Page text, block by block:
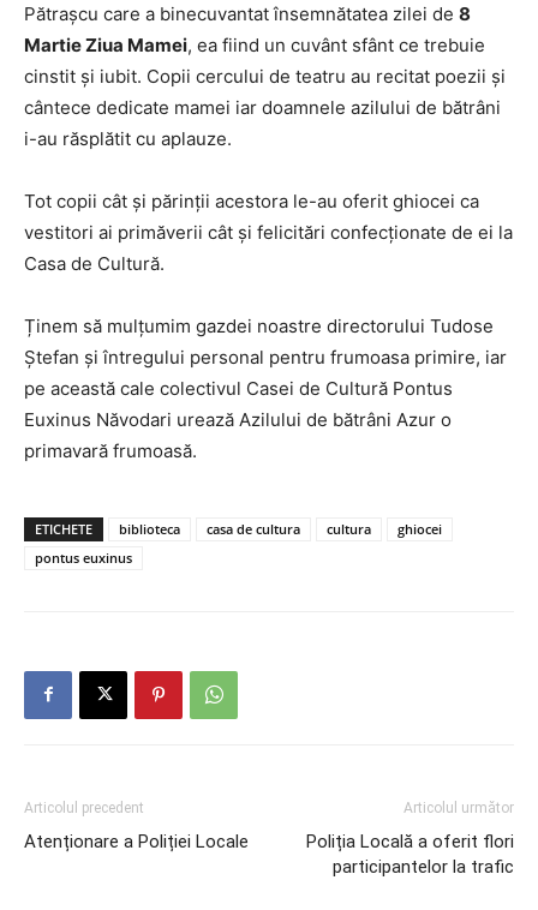
Pătrașcu care a binecuvantat însemnătatea zilei de 8
Martie Ziua Mamei, ea fiind un cuvânt sfânt ce trebuie
cinstit și iubit. Copii cercului de teatru au recitat poezii și
cântece dedicate mamei iar doamnele azilului de bătrâni
i-au răsplătit cu aplauze.
Tot copii cât și părinții acestora le-au oferit ghiocei ca
vestitori ai primăverii cât și felicitări confecționate de ei la
Casa de Cultură.
Ținem să mulțumim gazdei noastre directorului Tudose
Ștefan și întregului personal pentru frumoasa primire, iar
pe această cale colectivul Casei de Cultură Pontus
Euxinus Năvodari urează Azilului de bătrâni Azur o
primavară frumoasă.
ETICHETE biblioteca casa de cultura cultura
ghiocei
pontus euxinus
Articolul precedent
Atenționare a Poliției Locale
Articolul următor
Poliția Locală a oferit flori
participantelor la trafic